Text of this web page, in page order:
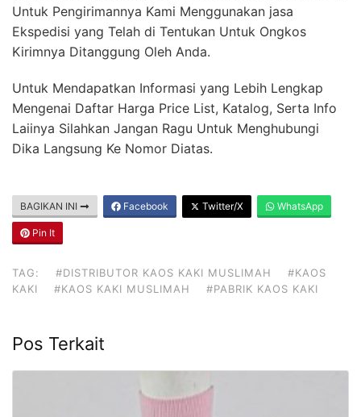
Untuk Pengirimannya Kami Menggunakan jasa
Ekspedisi yang Telah di Tentukan Untuk Ongkos
Kirimnya Ditanggung Oleh Anda.
Untuk Mendapatkan Informasi yang Lebih Lengkap
Mengenai Daftar Harga Price List, Katalog, Serta Info
Laiinya Silahkan Jangan Ragu Untuk Menghubungi
Dika Langsung Ke Nomor Diatas.
BAGIKAN INI Facebook Twitter/X WhatsApp
Pin It
TAG: #DISTRIBUTOR KAOS KAKI MUSLIMAH
#KAOS
KAKI
#KAOS KAKI MUSLIMAH #PABRIK KAOS KAKI
Pos Terkait